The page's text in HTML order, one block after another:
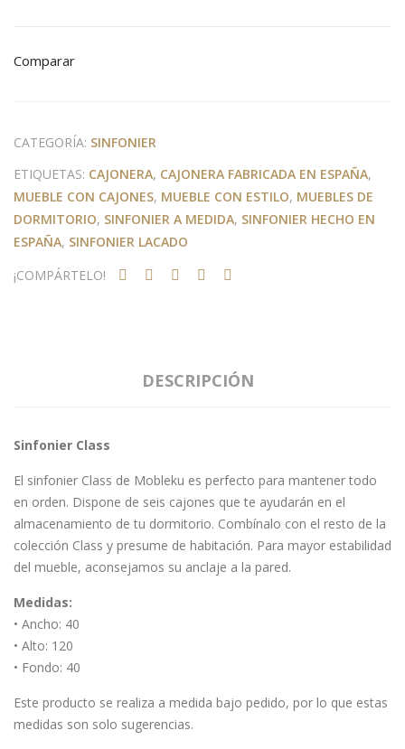
Comparar
CATEGORÍA: SINFONIER
ETIQUETAS: CAJONERA, CAJONERA FABRICADA EN ESPAÑA,
MUEBLE CON CAJONES, MUEBLE CON ESTILO, MUEBLES DE
DORMITORIO, SINFONIER A MEDIDA, SINFONIER HECHO EN
ESPAÑA, SINFONIER LACADO
¡COMPÁRTELO!
DESCRIPCIÓN
Sinfonier Class
El sinfonier Class de Mobleku es perfecto para mantener todo
en orden. Dispone de seis cajones que te ayudarán en el
almacenamiento de tu dormitorio. Combínalo con el resto de la
colección Class y presume de habitación. Para mayor estabilidad
del mueble, aconsejamos su anclaje a la pared.
Medidas:
• Ancho: 40
• Alto: 120
• Fondo: 40
Este producto se realiza a medida bajo pedido, por lo que estas
medidas son solo sugerencias.